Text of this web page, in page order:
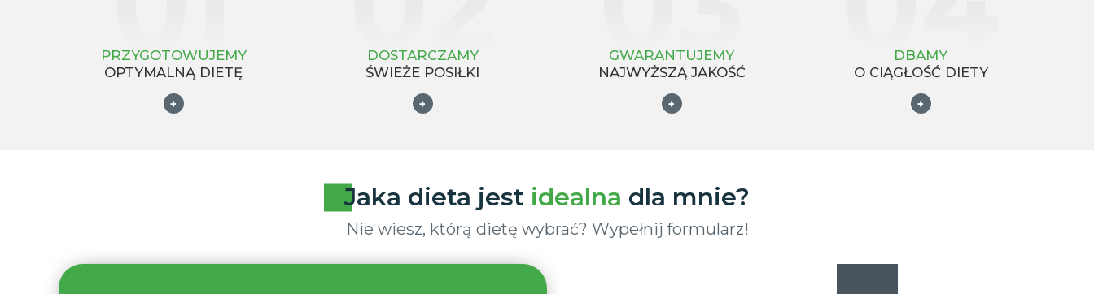
PRZYGOTOWUJEMY
OPTYMALNĄ DIETĘ
+
DOSTARCZAMY
ŚWIEŻE POSIŁKI
+
GWARANTUJEMY
NAJWYŻSZĄ JAKOŚĆ
+
DBAMY
O CIĄGŁOŚĆ DIETY
+
Jaka dieta jest idealna dla mnie?
Nie wiesz, którą dietę wybrać? Wypełnij formularz!